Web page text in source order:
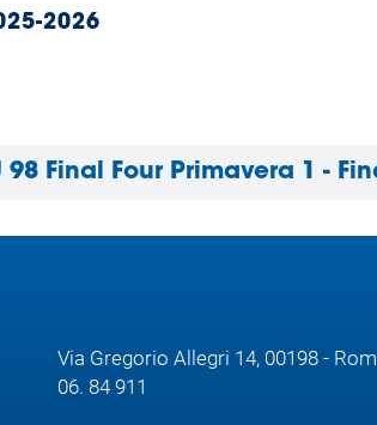
2026
98 Final Four Primavera 1 -
Via Gregorio Allegri 14, 00198 -
06. 84 911